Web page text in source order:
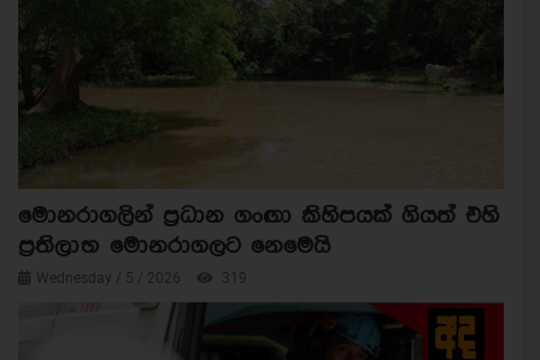
මොනරාගලින් ප්‍රධාන ගංඟා කිහිපයක් ගියත් එහි
ප්‍රතිලාභ මොනරාගලට නෙමෙයි
Wednesday / 5 / 2026 319